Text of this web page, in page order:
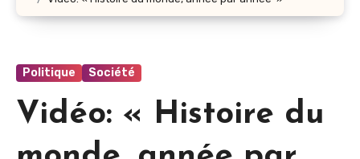
Politique Société
Vidéo: « Histoire du